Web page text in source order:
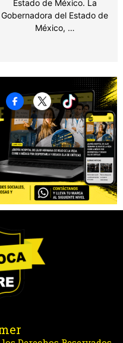
obtengan ingresos por juegos
o espectáculos públicos en el
Estado de México …